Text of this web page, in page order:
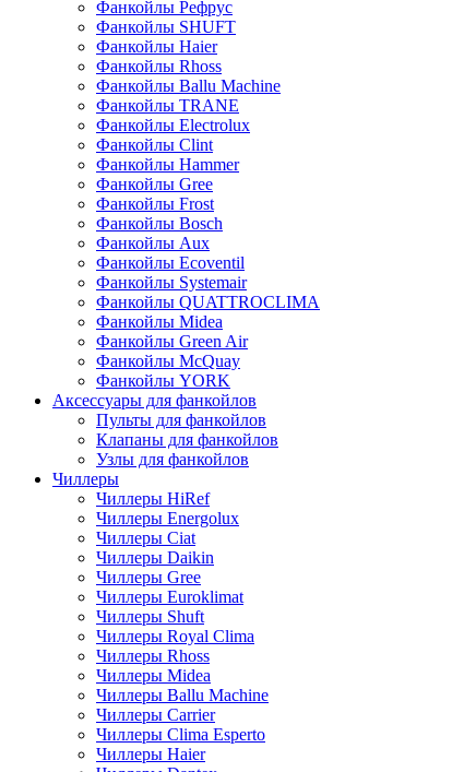
Фанкойлы Рефрус
Фанкойлы SHUFT
Фанкойлы Haier
Фанкойлы Rhoss
Фанкойлы Ballu Machine
Фанкойлы TRANE
Фанкойлы Electrolux
Фанкойлы Clint
Фанкойлы Hammer
Фанкойлы Gree
Фанкойлы Frost
Фанкойлы Bosch
Фанкойлы Aux
Фанкойлы Ecoventil
Фанкойлы Systemair
Фанкойлы QUATTROCLIMA
Фанкойлы Midea
Фанкойлы Green Air
Фанкойлы McQuay
Фанкойлы YORK
Аксессуары для фанкойлов
Пульты для фанкойлов
Клапаны для фанкойлов
Узлы для фанкойлов
Чиллеры
Чиллеры HiRef
Чиллеры Energolux
Чиллеры Ciat
Чиллеры Daikin
Чиллеры Gree
Чиллеры Euroklimat
Чиллеры Shuft
Чиллеры Royal Clima
Чиллеры Rhoss
Чиллеры Midea
Чиллеры Ballu Machine
Чиллеры Carrier
Чиллеры Clima Esperto
Чиллеры Haier